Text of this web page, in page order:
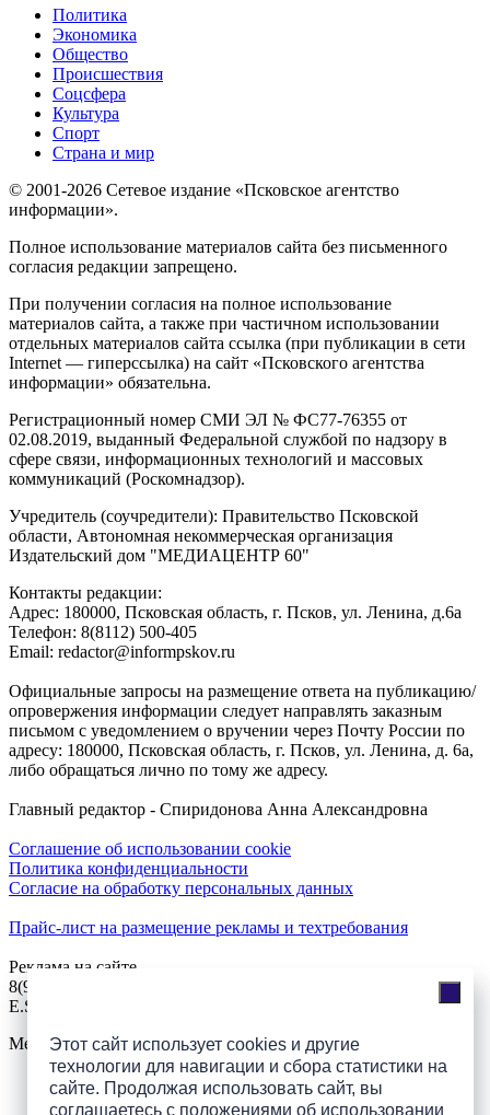
Этот сайт использует cookies и другие
технологии для навигации и сбора статистики на
сайте. Продолжая использовать сайт, вы
соглашаетесь с положениями об использовании
Политика
Экономика
Общество
Происшествия
Соцсфера
Культура
Спорт
Страна и мир
© 2001-2026 Сетевое издание «Псковское агентство
информации».
Полное использование материалов сайта без письменного
согласия редакции запрещено.
При получении согласия на полное использование
материалов сайта, а также при частичном использовании
отдельных материалов сайта ссылка (при публикации в сети
Internet — гиперссылка) на сайт «Псковского агентства
информации» обязательна.
Регистрационный номер СМИ ЭЛ № ФС77-76355 от
02.08.2019, выданный Федеральной службой по надзору в
сфере связи, информационных технологий и массовых
коммуникаций (Роскомнадзор).
Учредитель (соучредители): Правительство Псковской
области, Автономная некоммерческая организация
Издательский дом "МЕДИАЦЕНТР 60"
Контакты редакции:
Адреc: 180000, Псковская область, г. Псков, ул. Ленина, д.6а
Телефон: 8(8112) 500-405
Email: redactor@informpskov.ru
Официальные запросы на размещение ответа на публикацию/
опровержения информации следует направлять заказным
письмом с уведомлением о вручении через Почту России по
адресу: 180000, Псковская область, г. Псков, ул. Ленина, д. 6а,
либо обращаться лично по тому же адресу.
Главный редактор - Спиридонова Анна Александровна
Соглашение об использовании cookie
Политика конфиденциальности
Согласие на обработку персональных данных
Прайс-лист на размещение рекламы и техтребования
Реклама на сайте
8(921)508-52-62, телефон 8(8112) 500-131
E.Sezeikina@mhpsk.ru
Меню
Слушать радио «7 небо» онлайн